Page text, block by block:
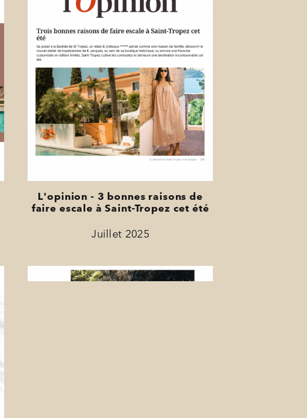
L'opinion - 3 bonnes raisons de
faire escale à Saint-Tropez cet été
Juillet 2025